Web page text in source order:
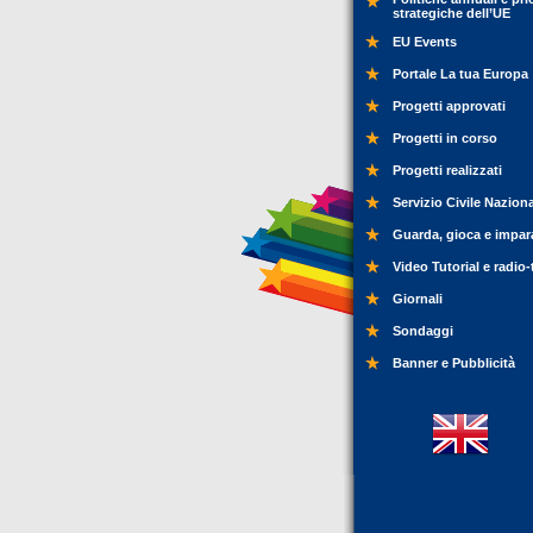
strategiche dell’UE
EU Events
Portale La tua Europa
Progetti approvati
Progetti in corso
Progetti realizzati
Servizio Civile
Guarda, gioca e
Video Tutorial e
Giornali
Sondaggi
Banner e Pubblicità